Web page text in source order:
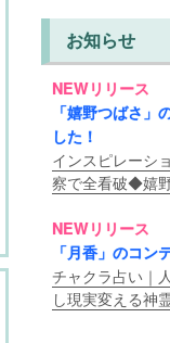
お知らせ
NEWリリース
「嬉野つばさ」
した！
インスピレーシ
察で全看破◆嬉
NEWリリース
「月香」のコン
チャクラ占い｜
し現実変える神